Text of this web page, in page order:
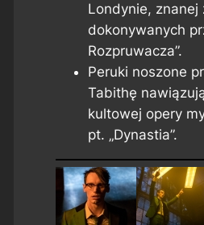
Londynie, znanej
dokonywanych
Rozpruwacza”.
Peruki noszone
Tabithę
kultowej opery
pt. „Dynastia”.